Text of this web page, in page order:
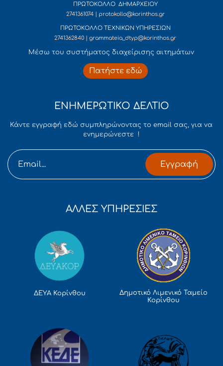
ΠΡΩΤΟΚΟΛΛΟ ΔΗΜΑΡΧΕΙΟΥ
2741361074 | protokollo@korinthos.gr
ΠΡΩΤΟΚΟΛΛΟ ΤΕΧΝΙΚΩΝ ΥΠΗΡΕΣΙΩΝ
2741362840 | grammateia_dtyp@korinthos.gr
Mέσω του συστήματος διαχείρισης αιτημάτων
Πατήστε εδώ
ΕΝΗΜΕΡΩΤΙΚΟ ΔΕΛΤΙΟ
Κάντε εγγραφή εδώ συμπληρώνοντας το email σας, για να
ενημερώνεστε !
Εγγραφή
ΑΛΛΕΣ ΥΠΗΡΕΣΙΕΣ
ΔΕΥΑ Κορίνθου
Δημοτικό Λιμενικό Ταμείο
Κορίνθου